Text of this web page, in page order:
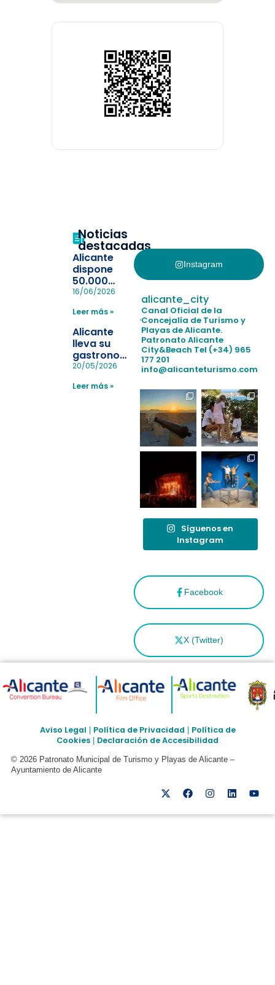
Noticias
destacadas
Alicante
dispone
50.000
pulseras
la
pérdida de niños
en las
playas y
realiza con
éxito un
simulacro de socorrismo
16/06/2026
Leer más »
Alicante
lleva su
gastronomía
a Madrid
reforzar el
20/05/2026
Leer más »
Instagram
Facebook
X (Twitter)
alicante_city
Canal Oficial de la
Concejalía de Turismo y
Playas de Alicante.
Patronato Alicante
City&Beach Tel (+34) 965
177 201
info@alicanteturismo.com
Síguenos en
Instagram
Aviso Legal | Política de Privacidad | Política de
Cookies | Declaración de Accesibilidad
© 2026 Patronato Municipal de Turismo y Playas de Alicante –
Ayuntamiento de Alicante